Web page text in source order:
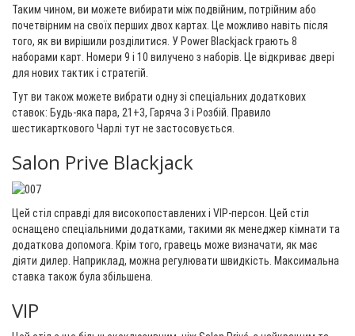
Таким чином, ви можете вибирати між подвійним, потрійним або
почетвірним на своїх перших двох картах. Це можливо навіть після
того, як ви вирішили розділитися. У Power Blackjack грають 8
наборами карт. Номери 9 і 10 вилучено з наборів. Це відкриває двері
для нових тактик і стратегій.
Тут ви також можете вибрати одну зі спеціальних додаткових
ставок: Будь-яка пара, 21+3, Гаряча 3 і Розбій. Правило
шестикарткового Чарлі тут не застосовується.
Salon Prive Blackjack
Цей стіл справді для високопоставлених і VIP-персон. Цей стіл
оснащено спеціальними додатками, такими як менеджер кімнати та
додаткова допомога. Крім того, гравець може визначати, як має
діяти дилер. Наприклад, можна регулювати швидкість. Максимальна
ставка також була збільшена.
VIP